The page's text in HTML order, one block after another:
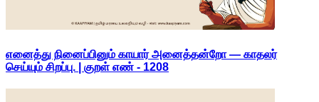
எனைத்து நினைப்பினும் காயார் அனைத்தன்றோ — காதலர்
செய்யும் சிறப்பு. | குறள் எண் - 1208